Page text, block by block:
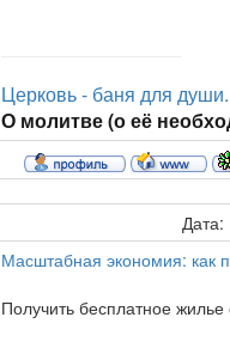
Церковь - баня для
О молитве (о её
Масштабная экономия: как
Получить бесплатное